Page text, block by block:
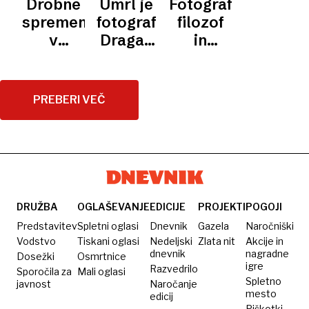
za 16 let
v zapor
zaradi
Drobne
spremembe
v
svetlobe
Umrl je
fotograf
Dragan
Fotograf,
filozof
in
PREBERI VEČ
DRUŽBA
Predstavitev
Vodstvo
Dosežki
Sporočila za
javnost
OGLAŠEVANJE
Spletni oglasi
Tiskani oglasi
Osmrtnice
Mali oglasi
EDICIJE
Dnevnik
Nedeljski
dnevnik
Razvedrilo
Naročanje
edicij
PROJEKTI
Gazela
Zlata nit
POGOJI
Naročniški
Akcije in
nagradne
igre
Spletno
mesto